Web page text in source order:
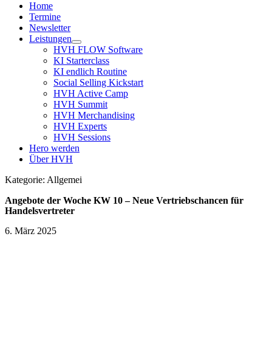
Home
Termine
Newsletter
Leistungen
HVH FLOW Software
KI Starterclass
KI endlich Routine
Social Selling Kickstart
HVH Active Camp
HVH Summit
HVH Merchandising
HVH Experts
HVH Sessions
Hero werden
Über HVH
Kategorie: Allgemei
Angebote der Woche KW 10 – Neue Vertriebschancen für
Handelsvertreter
6. März 2025